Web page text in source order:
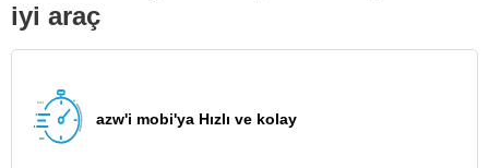
iyi araç
azw'i mobi'ya Hızlı ve kolay